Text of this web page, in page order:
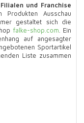
und Franchise
Ausschau
gestaltet sich die
falke-shop.com . Ein
auf angesagter
Sportartikel
Liste zusammen